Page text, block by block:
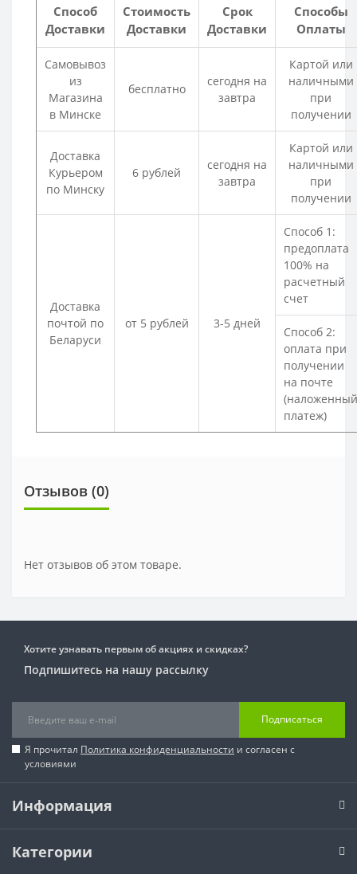
Способ
Доставки
Стоимость
Доставки
Срок
Доставки
Способы
Оплаты
Самовывоз
из
Магазина
в Минске
бесплатно
сегодня на
завтра
Картой или
наличными
при
получении
Доставка
Курьером
по Минску
6 рублей
сегодня на
завтра
Картой или
наличными
при
получении
Доставка
почтой по
Беларуси
от 5 рублей 3-5 дней
Способ 1:
предоплата
100% на
расчетный
счет
Способ 2:
оплата при
получении
на почте
(наложенный
платеж)
Отзывов (0)
Нет отзывов об этом товаре.
Хотите узнавать первым об акциях и скидках?
Подпишитесь на нашу рассылку
Подписаться
Я прочитал Политика конфиденциальности и согласен с
условиями
Информация
Категории